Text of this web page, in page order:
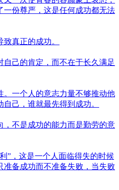
一份尊严，这是任何成功都无法
真正的成功。
自己的肯定，而不在于长久满足
。一个人的意志力量不够推动他
己，谁就最先得到成功。
，不是成功的能力而是勤劳的意
”，这是一个人面临得失的时候
准备成功而不准备失败，当失败